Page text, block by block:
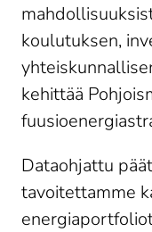
koulutuksen,
kehittää
Dataohjattu
tavoitettamme